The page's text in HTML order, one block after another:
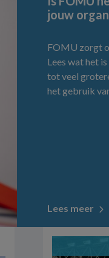
jouw
FOMU zorgt
Lees wat het
tot veel
het gebruik
Lees meer